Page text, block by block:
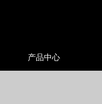
产品中心